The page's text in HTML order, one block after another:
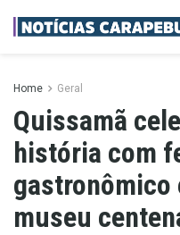
Home Geral
Quissamã
história com
gastronômico
museu